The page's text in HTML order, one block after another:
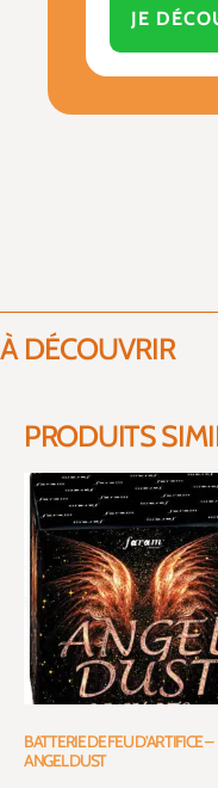
JE
À DÉCOUVRIR
PRODUITS
BATTERIE DE FEU D’ARTIFICE –
ANGEL DUST